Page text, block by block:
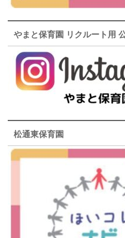
やまと保育園 リクルート用
松通東保育園